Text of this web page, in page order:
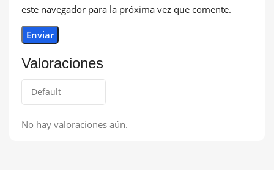
Valoraciones
No hay valoraciones aún.
este navegador para la próxima vez que comente.